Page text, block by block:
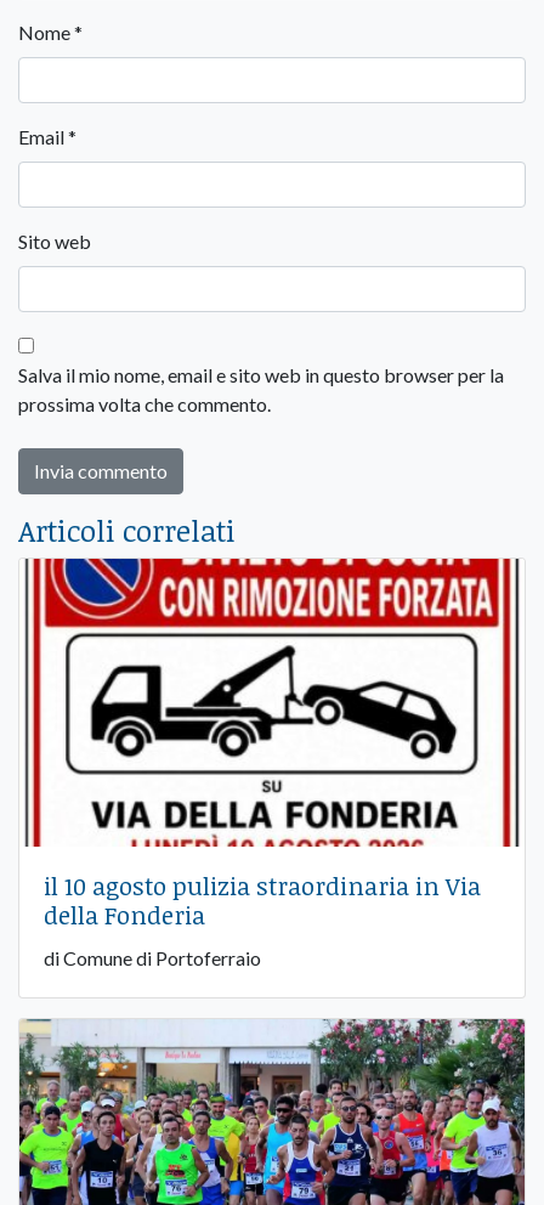
Nome*
Email*
Sito web
Salva il mio nome, email e sito web in questo browser per la
prossima volta che commento.
Articoli correlati
il 10 agosto pulizia straordinaria in Via
della Fonderia
di Comune di Portoferraio